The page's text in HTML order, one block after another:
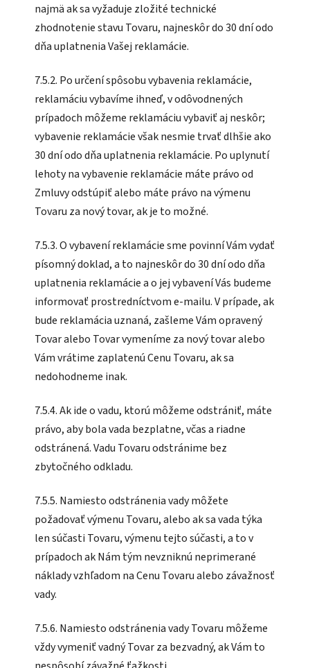
najmä ak sa vyžaduje zložité technické
zhodnotenie stavu Tovaru, najneskôr do 30 dní odo
dňa uplatnenia Vašej reklamácie.
7.5.2. Po určení spôsobu vybavenia reklamácie,
reklamáciu vybavíme ihneď, v odôvodnených
prípadoch môžeme reklamáciu vybaviť aj neskôr;
vybavenie reklamácie však nesmie trvať dlhšie ako
30 dní odo dňa uplatnenia reklamácie. Po uplynutí
lehoty na vybavenie reklamácie máte právo od
Zmluvy odstúpiť alebo máte právo na výmenu
Tovaru za nový tovar, ak je to možné.
7.5.3. O vybavení reklamácie sme povinní Vám vydať
písomný doklad, a to najneskôr do 30 dní odo dňa
uplatnenia reklamácie a o jej vybavení Vás budeme
informovať prostredníctvom e-mailu. V prípade, ak
bude reklamácia uznaná, zašleme Vám opravený
Tovar alebo Tovar vymeníme za nový tovar alebo
Vám vrátime zaplatenú Cenu Tovaru, ak sa
nedohodneme inak.
7.5.4. Ak ide o vadu, ktorú môžeme odstrániť, máte
právo, aby bola vada bezplatne, včas a riadne
odstránená. Vadu Tovaru odstránime bez
zbytočného odkladu.
7.5.5. Namiesto odstránenia vady môžete
požadovať výmenu Tovaru, alebo ak sa vada týka
len súčasti Tovaru, výmenu tejto súčasti, a to v
prípadoch ak Nám tým nevzniknú neprimerané
náklady vzhľadom na Cenu Tovaru alebo závažnosť
vady.
7.5.6. Namiesto odstránenia vady Tovaru môžeme
vždy vymeniť vadný Tovar za bezvadný, ak Vám to